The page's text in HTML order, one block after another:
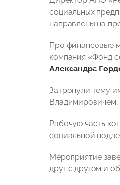
социальных
направлены на
Про финансовые
компания «Фонд
Александра
Затронули тему
Владимировичем,
Рабочую часть
социальной
Мероприятие
друг с другом и